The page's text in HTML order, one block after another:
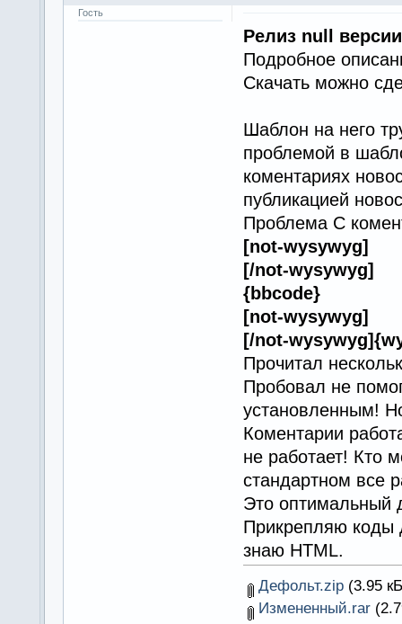
Гость
Релиз null
Подробное
Скачать можно
Шаблон на него
проблемой в
коментариях
публикацией
Проблема С
[not-wysywyg]
[/not-wysywyg]
{bbcode}
[not-wysywyg]
[/not-
Прочитал
Пробовал не
установленным!
Коментарии
не работает! Кто
стандартном все
Это оптимальный
Прикрепляю коды
знаю HTML.
Дефольт.zip(3.95
Измененный.rar